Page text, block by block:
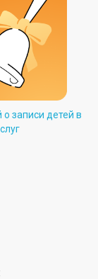
записи детей в